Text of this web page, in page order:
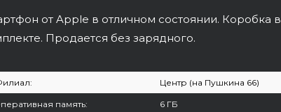
от Apple в отличном состоянии. Коробка в
Продается без зарядного.
Центр (на Пушкина 66)
память: 6 ГБ